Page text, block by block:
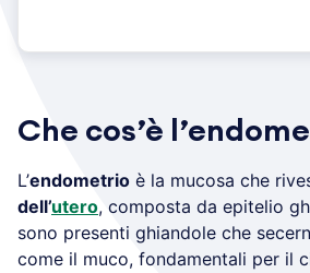
Che cos’è
​L’endometrio è la mucosa che
dell’utero, composta da epitelio
sono presenti ghiandole che
come il muco, fondamentali per il